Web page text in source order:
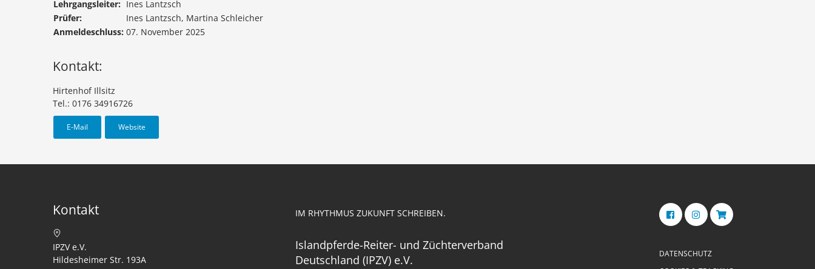
Lehrgangsleiter: Ines Lantzsch
Prüfer:
Ines Lantzsch, Martina Schleicher
Anmeldeschluss: 07. November 2025
Kontakt:
Hirtenhof Illsitz
Tel.: 0176 34916726
E-Mail Website
Kontakt
IPZV e.V.
Hildesheimer Str. 193A
IM RHYTHMUS ZUKUNFT SCHREIBEN.
Islandpferde-Reiter- und Züchterverband
Deutschland (IPZV) e.V.
DATENSCHUTZ